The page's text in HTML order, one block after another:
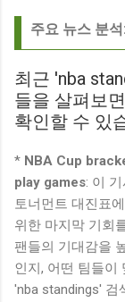
주요 뉴스 분
최근 'nba
들을 살펴보
확인할 수 있
* NBA Cup
play games: 이
토너먼트 대진표
위한 마지막 기회
팬들의 기대감을
인지, 어떤 팀들이
'nba standings' 검